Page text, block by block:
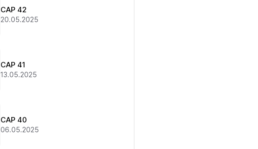
CAP 42
20.05.2025
CAP 41
13.05.2025
CAP 40
06.05.2025